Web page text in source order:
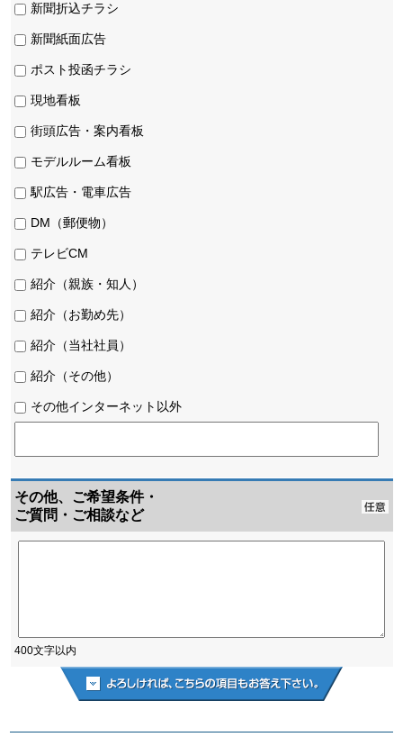
新聞折込チラシ
新聞紙面広告
ポスト投函チラシ
現地看板
街頭広告・案内看板
モデルルーム看板
駅広告・電車広告
DM（郵便物）
テレビCM
紹介（親族・知人）
紹介（お勤め先）
紹介（当社社員）
紹介（その他）
その他インターネット以外
その他、ご希望条件・
ご質問・ご相談など
400文字以内